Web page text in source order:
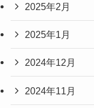
2025年2月
2025年1月
2024年12月
2024年11月